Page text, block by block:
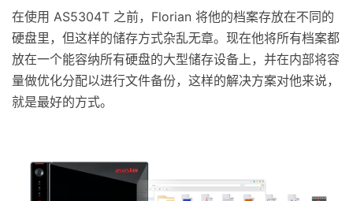
在使用 AS5304T 之前，Florian 将他的档案存放在不同的
硬盘里，但这样的储存方式杂乱无章。现在他将所有档案都
放在一个能容纳所有硬盘的大型储存设备上，并在内部将容
量做优化分配以进行文件备份，这样的解决方案对他来说，
就是最好的方式。